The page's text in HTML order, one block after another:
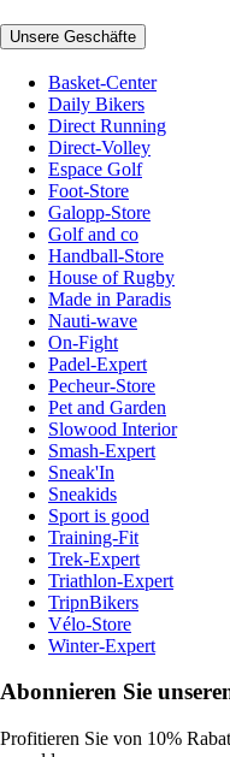
Unsere Geschäfte
Basket-Center
Daily Bikers
Direct Running
Direct-Volley
Espace Golf
Foot-Store
Galopp-Store
Golf and co
Handball-Store
House of Rugby
Made in Paradis
Nauti-wave
On-Fight
Padel-Expert
Pecheur-Store
Pet and Garden
Slowood Interior
Smash-Expert
Sneak'In
Sneakids
Sport is good
Training-Fit
Trek-Expert
Triathlon-Expert
TripnBikers
Vélo-Store
Winter-Expert
Abonnieren Sie
Profitieren Sie von 10%